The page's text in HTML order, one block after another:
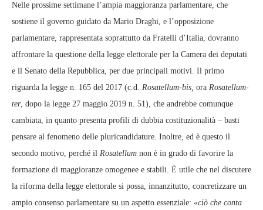
Nelle prossime settimane l’ampia maggioranza parlamentare, che
sostiene il governo guidato da Mario Draghi, e l’opposizione
parlamentare, rappresentata soprattutto da Fratelli d’Italia, dovranno
affrontare la questione della legge elettorale per la Camera dei deputati
e il Senato della Repubblica, per due principali motivi. Il primo
riguarda la legge n. 165 del 2017 (c.d. Rosatellum-bis, ora Rosatellum-
ter, dopo la legge 27 maggio 2019 n. 51), che andrebbe comunque
cambiata, in quanto presenta profili di dubbia costituzionalità – basti
pensare al fenomeno delle pluricandidature. Inoltre, ed è questo il
secondo motivo, perché il Rosatellum non è in grado di favorire la
formazione di maggioranze omogenee e stabili. È utile che nel discutere
la riforma della legge elettorale si possa, innanzitutto, concretizzare un
ampio consenso parlamentare su un aspetto essenziale: «ciò che conta